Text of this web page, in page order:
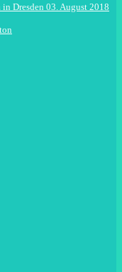
Dresden 03. August 2018